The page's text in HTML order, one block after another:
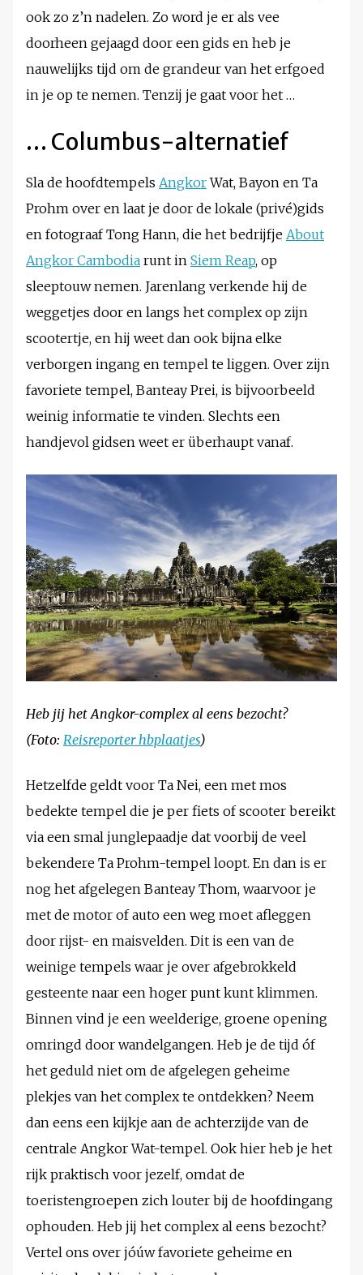
ook zo z’n nadelen. Zo word je er als vee
doorheen gejaagd door een gids en heb je
nauwelijks tijd om de grandeur van het erfgoed
in je op te nemen. Tenzij je gaat voor het …
… Columbus-alternatief
Sla de hoofdtempels AngkorWat, Bayon en Ta
Prohm over en laat je door de lokale (privé)gids
en fotograaf Tong Hann, die het bedrijfje About
Angkor Cambodia runt in Siem Reap, op
sleeptouw nemen. Jarenlang verkende hij de
weggetjes door en langs het complex op zijn
scootertje, en hij weet dan ook bijna elke
verborgen ingang en tempel te liggen. Over zijn
favoriete tempel, Banteay Prei, is bijvoorbeeld
weinig informatie te vinden. Slechts een
handjevol gidsen weet er überhaupt vanaf.
Heb jij het Angkor-complex al eens bezocht?
(Foto: Reisreporter hbplaatjes)
Hetzelfde geldt voor Ta Nei, een met mos
bedekte tempel die je per fiets of scooter bereikt
via een smal junglepaadje dat voorbij de veel
bekendere Ta Prohm-tempel loopt. En dan is er
nog het afgelegen Banteay Thom, waarvoor je
met de motor of auto een weg moet afleggen
door rijst- en maisvelden. Dit is een van de
weinige tempels waar je over afgebrokkeld
gesteente naar een hoger punt kunt klimmen.
Binnen vind je een weelderige, groene opening
omringd door wandelgangen. Heb je de tijd óf
het geduld niet om de afgelegen geheime
plekjes van het complex te ontdekken? Neem
dan eens een kijkje aan de achterzijde van de
centrale Angkor Wat-tempel. Ook hier heb je het
rijk praktisch voor jezelf, omdat de
toeristengroepen zich louter bij de hoofdingang
ophouden. Heb jij het complex al eens bezocht?
Vertel ons over jóúw favoriete geheime en